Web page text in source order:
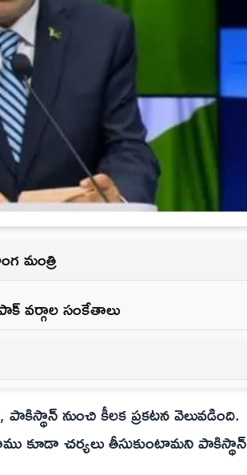
మంత్రి
వర్గాల సంకేతాలు
పాకిస్థాన్ నుంచి కీలక ప్రకటన వెలువడింది.
కూడా చర్యలు తీసుకుంటామని పాకిస్థాన్